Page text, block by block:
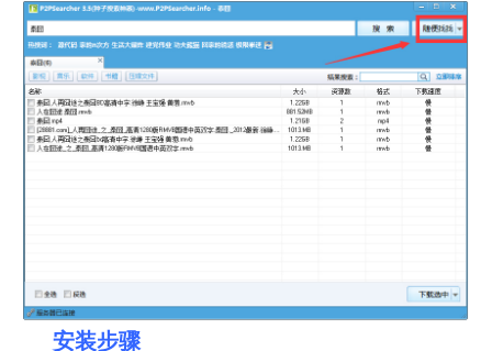
安装步骤